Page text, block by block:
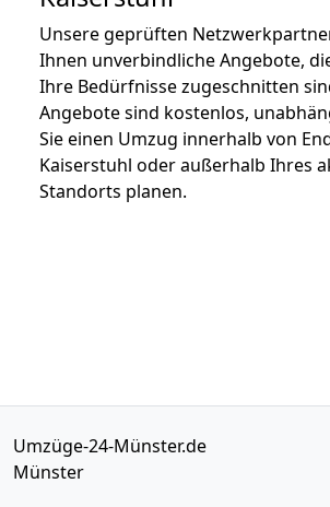
Unsere geprüften
Ihnen unverbindliche Angebote,
Ihre Bedürfnisse zugeschnitten
Angebote sind kostenlos,
Sie einen Umzug innerhalb von
Kaiserstuhl oder außerhalb Ihres
Standorts planen.
Umzüge-24-Münster.de
Münster